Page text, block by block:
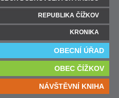
REPUBLIKA ČÍŽKOV
KRONIKA
OBECNÍ ÚŘAD
OBEC ČÍŽKOV
NÁVŠTĚVNÍ KNIHA